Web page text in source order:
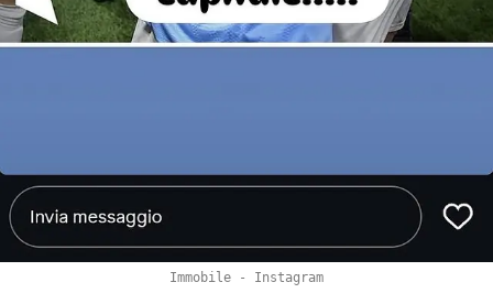
Immobile - Instagram